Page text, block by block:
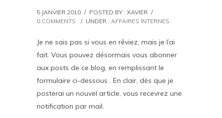
5 JANVIER 2010 / POSTED BY : XAVIER /
0 COMMENTS
/ UNDER : AFFAIRES INTERNES
Je ne sais pas si vous en rêviez, mais je l’ai
fait. Vous pouvez désormais vous abonner
aux posts de ce blog, en remplissant le
formulaire ci-dessous . En clair, dès que je
posterai un nouvel article, vous recevrez une
notification par mail.